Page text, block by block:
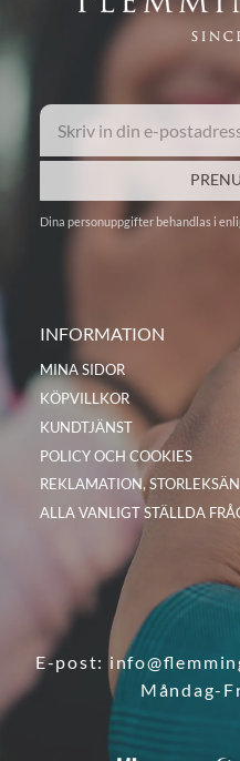
Dina personuppgifter behandlas i
INFORMATION
MINA SIDOR
KÖPVILLKOR
KUNDTJÄNST
POLICY OCH COOKIES
REKLAMATION,
ALLA VANLIGT STÄLLDA
E-post:
Måndag-